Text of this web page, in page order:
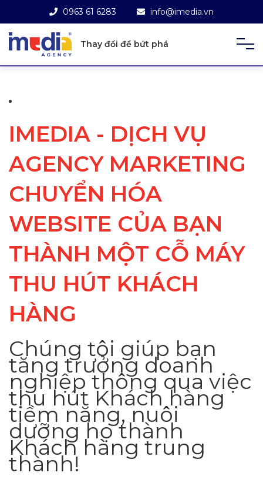
0963 61 6283 info@imedia.vn
Thay đổi để bứt phá
IMEDIA - DỊCH VỤ
AGENCY MARKETING
CHUYỂN HÓA
WEBSITE CỦA BẠN
THÀNH MỘT CỖ MÁY
THU HÚT KHÁCH
HÀNG
Chúng tôi giúp bạn
tăng trưởng doanh
nghiệp thông qua việc
thu hút Khách hàng
tiềm năng, nuôi
dưỡng họ thành
Khách hàng trung
thành!